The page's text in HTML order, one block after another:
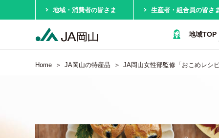
地域・消費者の皆さま 生産者・組合員の皆さ
地域TOP
Home JA岡山の特産品 JA岡山女性部監修「おこめレシ